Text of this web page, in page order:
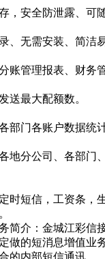
，安全防泄露、可
、无需安装、简洁易
账管理报表、财务
送最大配额数。
部门各账户数据统
地分公司、各部门
时短信，工资条，
简介：金城江彩信
做的短消息增值业
的内部短信通讯，